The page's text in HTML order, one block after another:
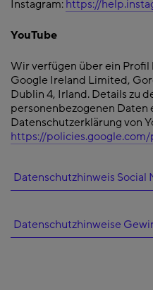
Instagram: https://
YouTube
Wir verfügen über ein Profil
Google Ireland Limited,
Dublin 4, Irland. Details zu
personenbezogenen Daten
Datenschutzerklärung von
https://
Datenschutzhinweis Social
Datenschutzhinweise